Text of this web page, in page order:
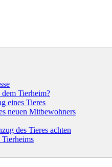
Tierheim?
eines Tieres
neuen Mitbewohners
des Tieres achten
Tierheims